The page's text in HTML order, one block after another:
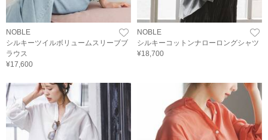
NOBLE
シルキーツイルボリュームスリーブブ
ラウス
¥17,600
NOBLE
シルキーコットンナローロングシャツ
¥18,700